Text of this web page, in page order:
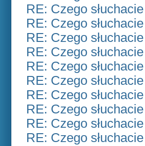
RE: Czego
RE: Czego
RE: Czego
RE: Czego
RE: Czego
RE: Czego
RE: Czego
RE: Czego
RE: Czego
RE: Czego